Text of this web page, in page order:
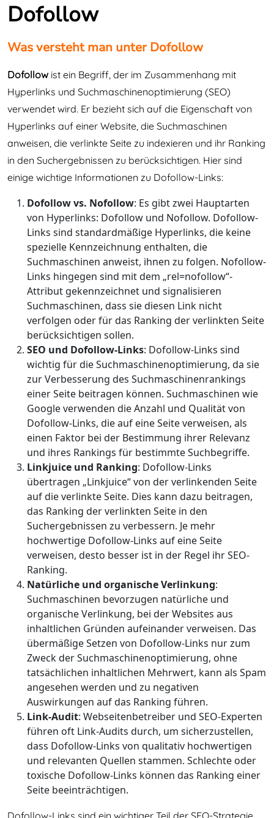
Dofollow
Was versteht man unter Dofollow
Dofollow ist ein Begriff, der im Zusammenhang mit
Hyperlinks und Suchmaschinenoptimierung (SEO)
verwendet wird. Er bezieht sich auf die Eigenschaft von
Hyperlinks auf einer Website, die Suchmaschinen
anweisen, die verlinkte Seite zu indexieren und ihr Ranking
in den Suchergebnissen zu berücksichtigen. Hier sind
einige wichtige Informationen zu Dofollow-Links:
Dofollow vs. Nofollow: Es gibt zwei Hauptarten
von Hyperlinks: Dofollow und Nofollow. Dofollow-
Links sind standardmäßige Hyperlinks, die keine
spezielle Kennzeichnung enthalten, die
Suchmaschinen anweist, ihnen zu folgen. Nofollow-
Links hingegen sind mit dem „rel=nofollow“-
Attribut gekennzeichnet und signalisieren
Suchmaschinen, dass sie diesen Link nicht
verfolgen oder für das Ranking der verlinkten Seite
berücksichtigen sollen.
SEO und Dofollow-Links: Dofollow-Links sind
wichtig für die Suchmaschinenoptimierung, da sie
zur Verbesserung des Suchmaschinenrankings
einer Seite beitragen können. Suchmaschinen wie
Google verwenden die Anzahl und Qualität von
Dofollow-Links, die auf eine Seite verweisen, als
einen Faktor bei der Bestimmung ihrer Relevanz
und ihres Rankings für bestimmte Suchbegriffe.
Linkjuice und Ranking: Dofollow-Links
übertragen „Linkjuice“ von der verlinkenden Seite
auf die verlinkte Seite. Dies kann dazu beitragen,
das Ranking der verlinkten Seite in den
Suchergebnissen zu verbessern. Je mehr
hochwertige Dofollow-Links auf eine Seite
verweisen, desto besser ist in der Regel ihr SEO-
Ranking.
Natürliche und organische Verlinkung:
Suchmaschinen bevorzugen natürliche und
organische Verlinkung, bei der Websites aus
inhaltlichen Gründen aufeinander verweisen. Das
übermäßige Setzen von Dofollow-Links nur zum
Zweck der Suchmaschinenoptimierung, ohne
tatsächlichen inhaltlichen Mehrwert, kann als Spam
angesehen werden und zu negativen
Auswirkungen auf das Ranking führen.
Link-Audit: Webseitenbetreiber und SEO-Experten
führen oft Link-Audits durch, um sicherzustellen,
dass Dofollow-Links von qualitativ hochwertigen
und relevanten Quellen stammen. Schlechte oder
toxische Dofollow-Links können das Ranking einer
Seite beeinträchtigen.
Dofollow-Links sind ein wichtiger Teil der SEO-Strategie